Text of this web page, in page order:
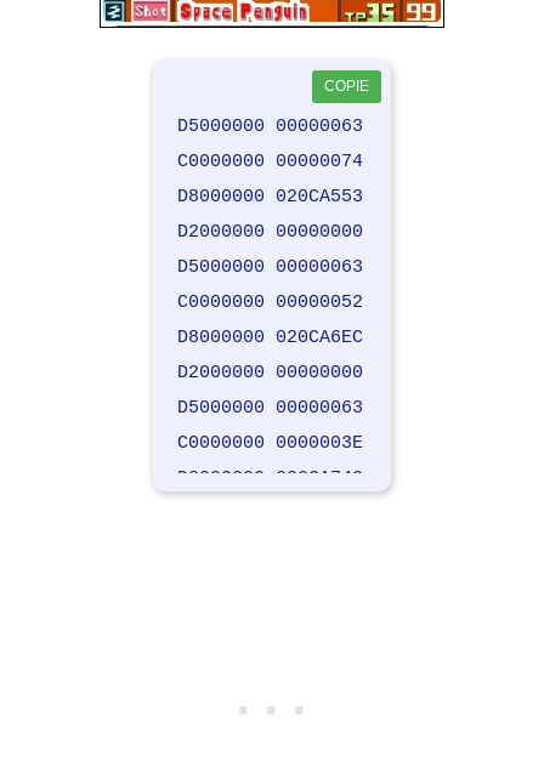
COPIE
D5000000 00000063
C0000000 00000074
D8000000 020CA553
D2000000 00000000
D5000000 00000063
C0000000 00000052
D8000000 020CA6EC
D2000000 00000000
D5000000 00000063
C0000000 0000003E
D8000000 020CA749